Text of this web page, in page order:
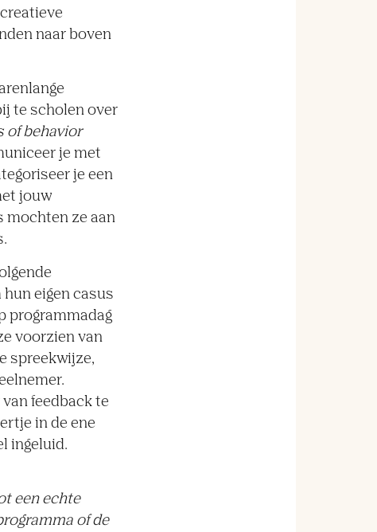
naar boven
te scholen over
of behavior
je met
je een
jouw
mochten ze aan
eigen casus
programmadag
voorzien van
spreekwijze,
feedback te
in de ene
ingeluid.
een echte
of de